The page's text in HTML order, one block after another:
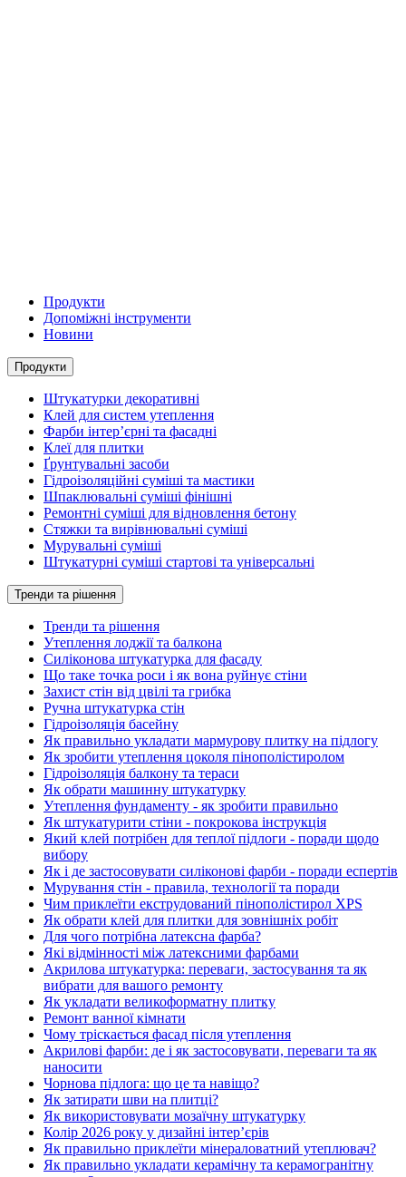
Продукти
Допоміжні інструменти
Новини
Продукти
Штукатурки декоративні
Клей для систем утеплення
Фарби інтер’єрні та фасадні
Клеї для плитки
Ґрунтувальні засоби
Гідроізоляційні суміші та мастики
Шпаклювальні суміші фінішні
Ремонтні суміші для відновлення бетону
Стяжки та вирівнювальні суміші
Мурувальні суміші
Штукатурні суміші стартові та універсальні
Тренди та рішення
Тренди та рішення
Утеплення лоджії та балкона
Силіконова штукатурка для фасаду
Що таке точка роси і як вона руйнує стіни
Захист стін від цвілі та грибка
Ручна штукатурка стін
Гідроізоляція басейну
Як правильно укладати мармурову плитку на підлогу
Як зробити утеплення цоколя пінополістиролом
Гідроізоляція балкону та тераси
Як обрати машинну штукатурку
Утеплення фундаменту - як зробити правильно
Як штукатурити стіни - покрокова інструкція
Який клей потрібен для теплої підлоги - поради щодо
вибору
Як і де застосовувати силіконові фарби - поради еспертів
Мурування стін - правила, технології та поради
Чим приклеїти екструдований пінополістирол XPS
Як обрати клей для плитки для зовнішніх робіт
Для чого потрібна латексна фарба?
Які відмінності між латексними фарбами
Акрилова штукатурка: переваги, застосування та як
вибрати для вашого ремонту
Як укладати великоформатну плитку
Ремонт ванної кімнати
Чому тріскається фасад після утеплення
Акрилові фарби: де і як застосовувати, переваги та як
наносити
Чорнова підлога: що це та навіщо?
Як затирати шви на плитці?
Як використовувати мозаїчну штукатурку
Колір 2026 року у дизайні інтерʼєрів
Як правильно приклеїти мінераловатний утеплювач?
Як правильно укладати керамічну та керамогранітну